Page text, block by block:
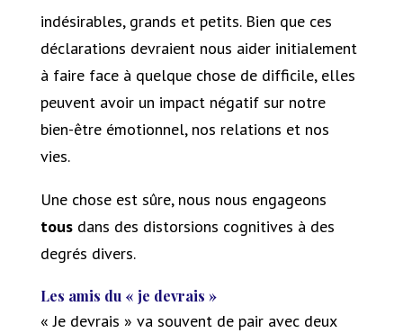
indésirables, grands et petits. Bien que ces
déclarations devraient nous aider initialement
à faire face à quelque chose de difficile, elles
peuvent avoir un impact négatif sur notre
bien-être émotionnel, nos relations et nos
vies.
Une chose est sûre, nous nous engageons
tousdans des distorsions cognitives à des
degrés divers.
Les amis du « je devrais »
« Je devrais » va souvent de pair avec deux